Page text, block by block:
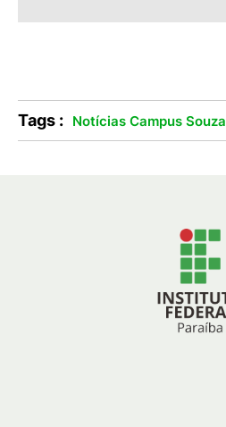
Tags : Notícias Campus Souza